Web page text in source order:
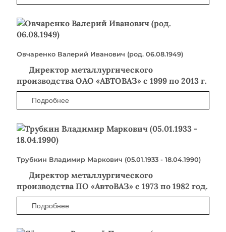
Овчаренко Валерий Иванович (род. 06.08.1949)
Директор металлургического
производства ОАО «АВТОВАЗ» с 1999 по 2013 г.
Подробнее
Трубкин Владимир Маркович (05.01.1933 - 18.04.1990)
Директор металлургического
производства ПО «АвтоВАЗ» с 1973 по 1982 год.
Подробнее